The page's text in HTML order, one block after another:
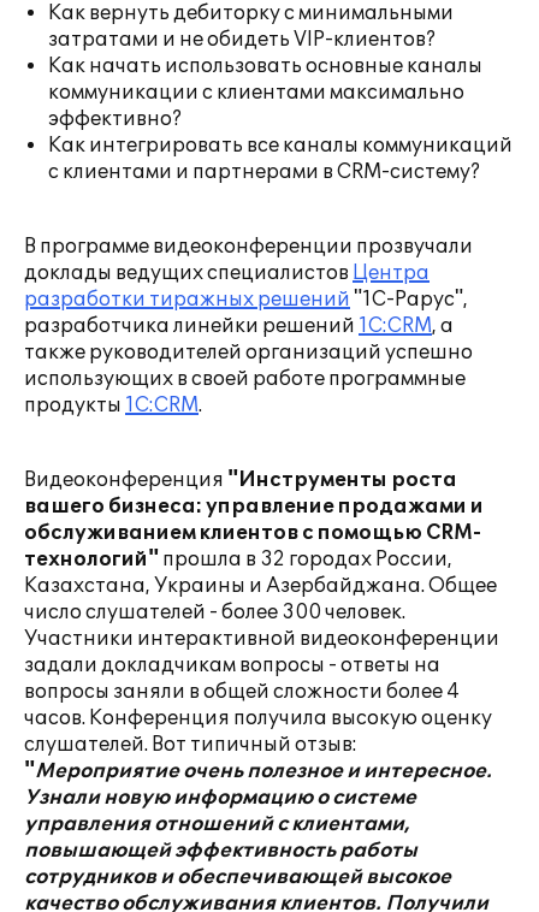
Как вернуть дебиторку с минимальными
затратами и не обидеть VIP-клиентов?
Как начать использовать основные каналы
коммуникации с клиентами максимально
эффективно?
Как интегрировать все каналы коммуникаций
с клиентами и партнерами в CRM-систему?
В программе видеоконференции прозвучали
доклады ведущих специалистов Центра
разработки тиражных решений "1С-Рарус",
разработчика линейки решений 1С:CRM, а
также руководителей организаций успешно
использующих в своей работе программные
продукты 1С:CRM.
Видеоконференция "Инструменты роста
вашего бизнеса: управление продажами и
обслуживанием клиентов с помощью CRM-
технологий" прошла в 32 городах России,
Казахстана, Украины и Азербайджана. Общее
число слушателей - более 300 человек.
Участники интерактивной видеоконференции
задали докладчикам вопросы - ответы на
вопросы заняли в общей сложности более 4
часов. Конференция получила высокую оценку
слушателей. Вот типичный отзыв:
"Мероприятие очень полезное и интересное.
Узнали новую информацию о системе
управления отношений с клиентами,
повышающей эффективность работы
сотрудников и обеспечивающей высокое
качество обслуживания клиентов. Получили